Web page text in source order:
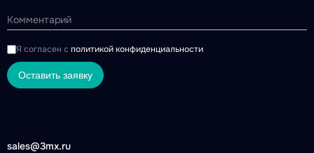
sales@3mx.ru
Я согласен с политикой конфиденциальности
Оставить заявку